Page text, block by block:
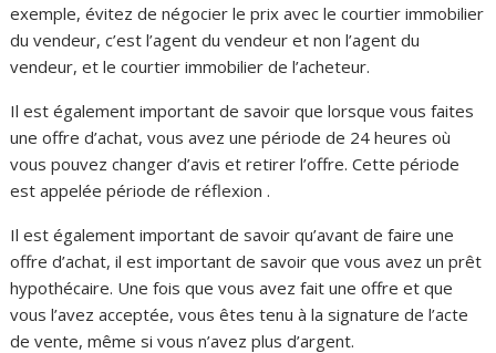
exemple, évitez de négocier le prix avec le courtier immobilier
du vendeur, c’est l’agent du vendeur et non l’agent du
vendeur, et le courtier immobilier de l’acheteur.
Il est également important de savoir que lorsque vous faites
une offre d’achat, vous avez une période de 24 heures où
vous pouvez changer d’avis et retirer l’offre. Cette période
est appelée période de réflexion .
Il est également important de savoir qu’avant de faire une
offre d’achat, il est important de savoir que vous avez un prêt
hypothécaire. Une fois que vous avez fait une offre et que
vous l’avez acceptée, vous êtes tenu à la signature de l’acte
de vente, même si vous n’avez plus d’argent.